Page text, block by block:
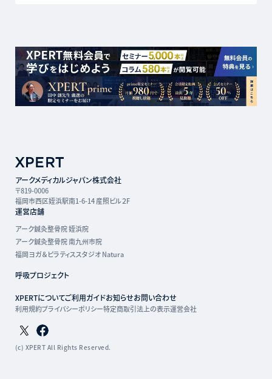
アークメディカルジャパン株式会社
〒819-0006
福岡市西区姪浜駅南1-6-14 産照ビル２F
運営店舗
アーク鍼灸整骨院 姪浜院
アーク鍼灸整骨院 南九州市院
福岡ヨガ＆ピラティススタジオ Natura
呼吸プロジェクト
XPERTについてご利用ガイドお知らせお問い合わせ
利用規約プライバシーポリシー特定商取引法上の表示運営会社
Twitterページ
Facebookページ
(c) XPERT All Rights Reserved.